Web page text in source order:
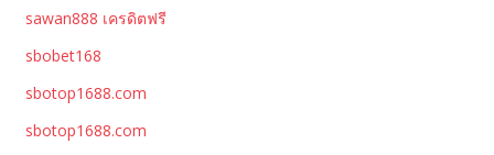
sawan888 เครดิตฟรี
sbobet168
sbotop1688.com
sbotop1688.com